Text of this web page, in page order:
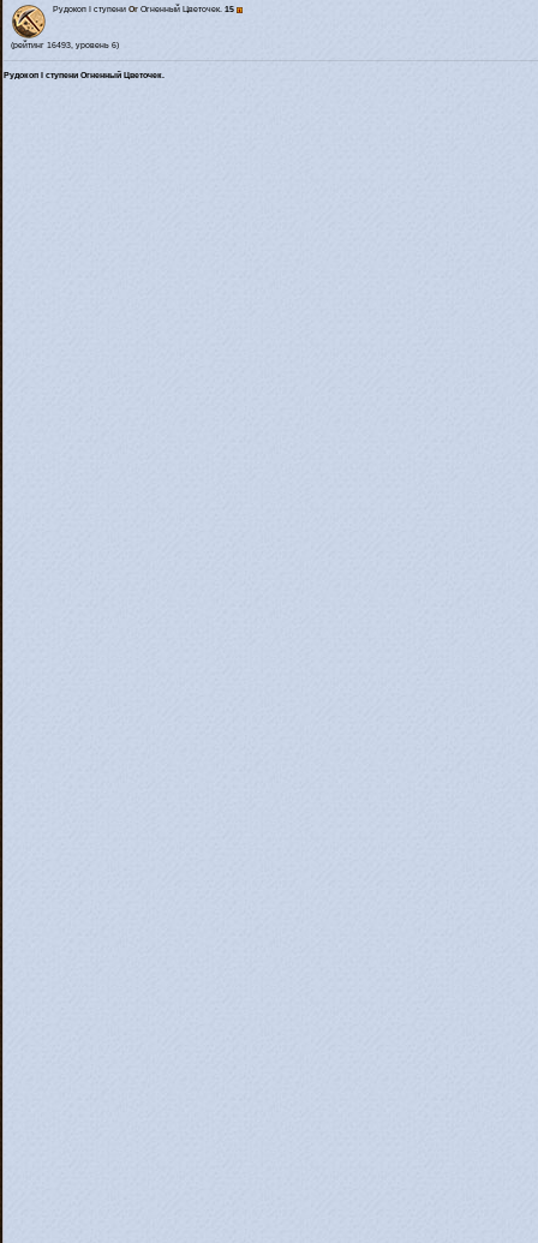
Рудокоп I ступени Or Огненный Цветочек. 15
(рейтинг 16493, уровень 6)
Рудокоп I ступени Огненный Цветочек.